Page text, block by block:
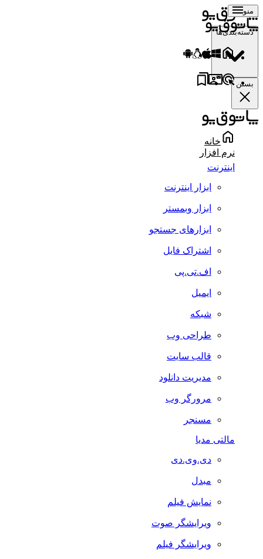
منو
دسته‌بندی‌ها
بستن
خانه
نرم افزار
اینترنت
ابزار اینترنت
ابزار وبمستر
ابزارهای جستجو
اشتراک فایل
اف.تی.پی
ایمیل
شبکه
طراحی وب
قالب سایت
مدیریت دانلود
مرورگر وب
مسنجر
مالتی مدیا
دی.وی.دی
مبدل
نمایش فیلم
ویرایشگر صوت
ویرایشگر فیلم